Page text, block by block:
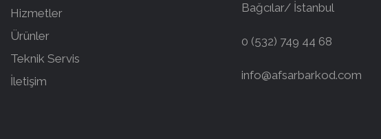
Hizmetler
Ürünler
Teknik Servis
İletişim
Bağcılar/ İstanbul
0 (532) 749 44 68
info@afsarbarkod.com